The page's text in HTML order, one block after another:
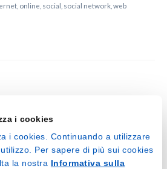
i cookies
i cookies. Continuando a utilizzare
Per sapere di più sui cookies
la nostra Informativa sulla
, online social social network, web